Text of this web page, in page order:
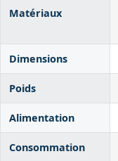
Matériaux
Dimensions
Poids
Alimentation
Consommation